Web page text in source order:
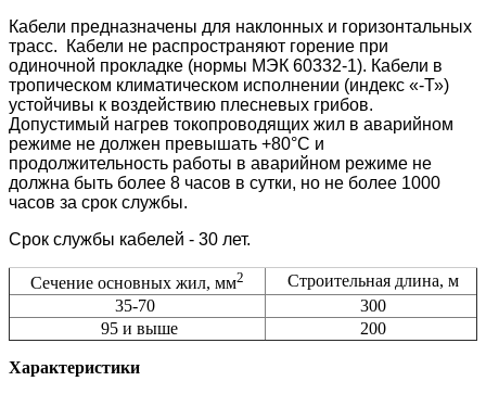
Кабели предназначены для наклонных и горизонтальных
трасс. Кабели не распространяют горение при
одиночной прокладке (нормы МЭК 60332-1). Кабели в
тропическом климатическом исполнении (индекс «-Т»)
устойчивы к воздействию плесневых грибов.
Допустимый нагрев токопроводящих жил в аварийном
режиме не должен превышать +80°С и
продолжительность работы в аварийном режиме не
должна быть более 8 часов в сутки, но не более 1000
часов за срок службы.
Срок службы кабелей - 30 лет.
Сечение основных жил, мм2
Строительная длина, м
35-70
300
95 и выше
200
Характеристики